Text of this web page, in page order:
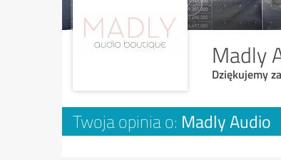
Madly
Dziękujemy
Twoja opinia o: Madly Audio